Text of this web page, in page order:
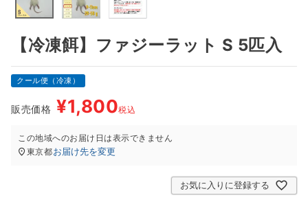
【冷凍餌】ファジーラット S 5匹入
クール便（冷凍）
販売価格 ¥1,800税込
この地域へのお届け日は表示できません
東京都お届け先を変更
お気に入りに登録する